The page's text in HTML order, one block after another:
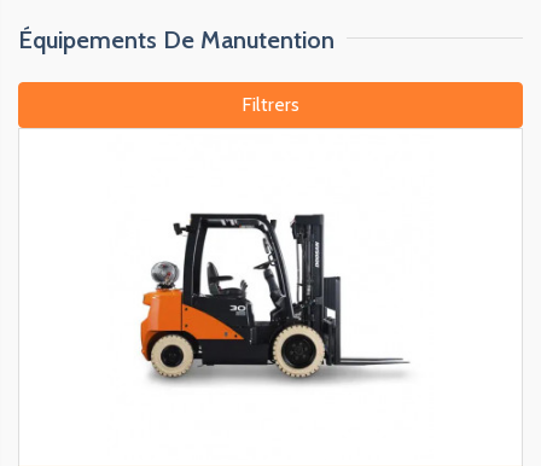
Équipements De Manutention
Filtrers